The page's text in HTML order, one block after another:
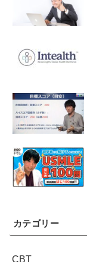
カテゴリー
CBT